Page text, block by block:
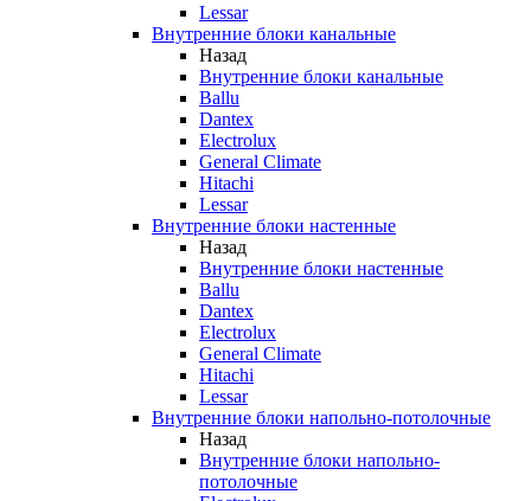
Lessar
Внутренние блоки канальные
Назад
Внутренние блоки канальные
Ballu
Dantex
Electrolux
General Climate
Hitachi
Lessar
Внутренние блоки настенные
Назад
Внутренние блоки настенные
Ballu
Dantex
Electrolux
General Climate
Hitachi
Lessar
Внутренние блоки напольно-потолочные
Назад
Внутренние блоки напольно-
потолочные